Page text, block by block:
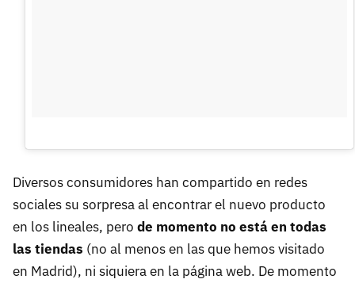
Diversos consumidores han compartido en redes
sociales su sorpresa al encontrar el nuevo producto
en los lineales, pero de momento no está en todas
las tiendas (no al menos en las que hemos visitado
en Madrid), ni siquiera en la página web. De momento